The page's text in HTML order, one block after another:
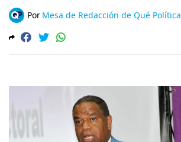
Por Mesa de Redacción de Qué Política